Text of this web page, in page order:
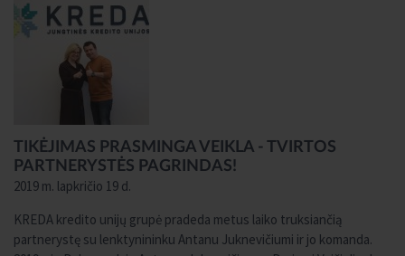
TIKĖJIMAS PRASMINGA VEIKLA - TVIRTOS
PARTNERYSTĖS PAGRINDAS!
2019 m. lapkričio 19 d.
KREDA kredito unijų grupė pradeda metus laiko truksiančią
partnerystę su lenktynininku Antanu Juknevičiumi ir jo komanda.